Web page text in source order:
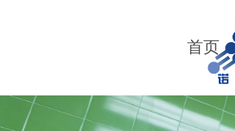
首页